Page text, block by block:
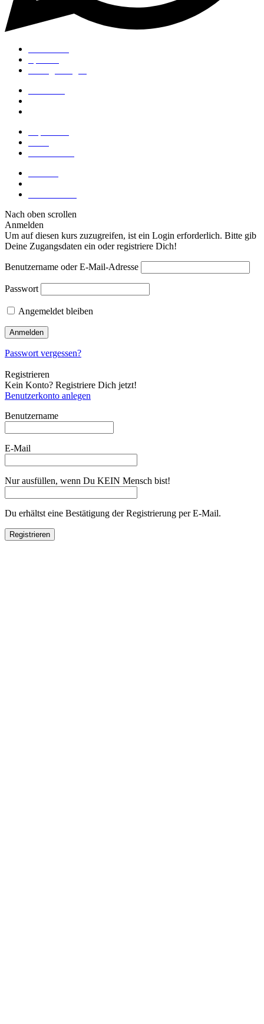
Nach oben scrollen
Anmelden
Um auf diesen kurs zuzugreifen, ist ein Login erforderlich. Bitte gib
Deine Zugangsdaten ein oder registriere Dich!
Benutzername oder E-Mail-Adresse
Passwort
Angemeldet bleiben
Passwort vergessen?
Registrieren
Kein Konto? Registriere Dich jetzt!
Benutzerkonto anlegen
Benutzername
E-Mail
Nur ausfüllen, wenn Du KEIN Mensch bist!
Du erhältst eine Bestätigung der Registrierung per E-Mail.